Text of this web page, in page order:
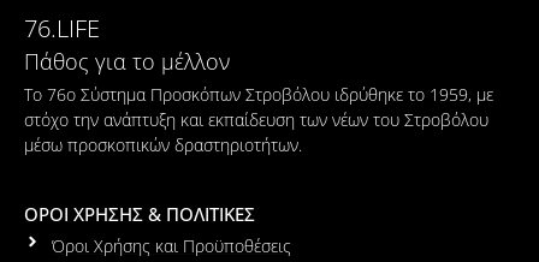
76.LIFE
Πάθος για το μέλλον
Το 76ο Σύστημα Προσκόπων Στροβόλου ιδρύθηκε το 1959, με
στόχο την ανάπτυξη και εκπαίδευση των νέων του Στροβόλου
μέσω προσκοπικών δραστηριοτήτων.
ΟΡΟΙ ΧΡΗΣΗΣ & ΠΟΛΙΤΙΚΕΣ
Όροι Χρήσης και Προϋποθέσεις